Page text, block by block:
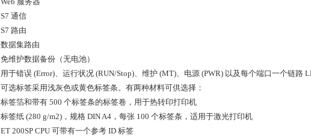
S7 通信
S7 路由
数据集路由
免维护数据备份（无电池）
用于错误 (Error)、运行状况 (RUN/Stop)、维护 (MT)、电源 (PWR) 以及每个端口一个链路
可选标签采用浅灰色或黄色标签条。有两种材料可供选择：
标签箔和带有 500 个标签条的标签卷，用于热转印打印机
标签纸 (280 g/m2)，规格 DIN A4，每张 100 个标签条，适用于激光打印机
ET 200SP CPU 可带有一个参考 ID 标签